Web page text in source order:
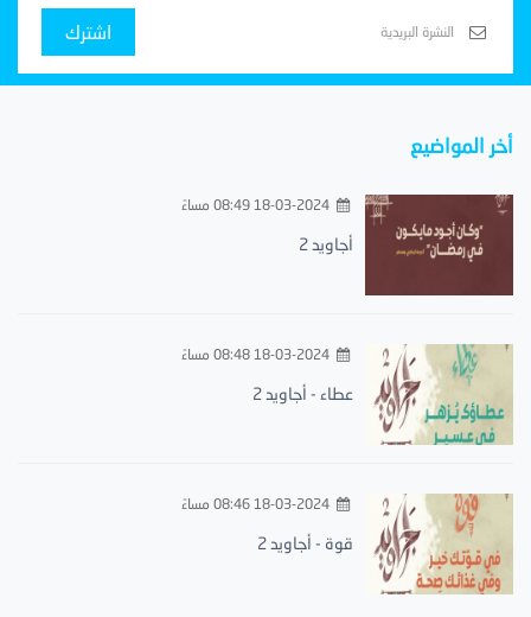
اشترك
أخر المواضيع
18-03-2024 08:49 مساءً
أجاويد 2
18-03-2024 08:48 مساءً
عطاء - أجاويد 2
18-03-2024 08:46 مساءً
قوة - أجاويد 2